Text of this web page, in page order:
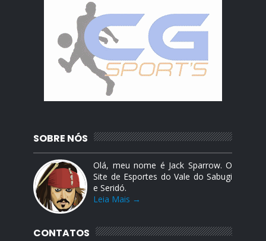
SOBRE NÓS
Olá, meu nome é Jack Sparrow. O
Site de Esportes do Vale do Sabugi
e Seridó.
Leia Mais →
CONTATOS